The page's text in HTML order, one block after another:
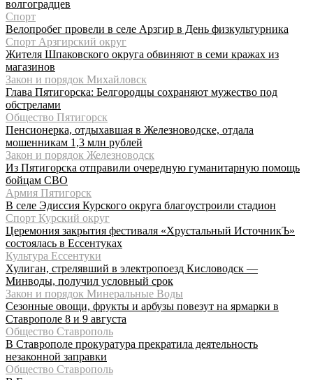
волгоградцев
Спорт
Велопробег провели в селе Арзгир в День физкультурника
Спорт Арзгирский округ
Жителя Шпаковского округа обвиняют в семи кражах из
магазинов
Закон и порядок Михайловск
Глава Пятигорска: Белгородцы сохраняют мужество под
обстрелами
Общество Пятигорск
Пенсионерка, отдыхавшая в Железноводске, отдала
мошенникам 1,3 млн рублей
Закон и порядок Железноводск
Из Пятигорска отправили очередную гуманитарную помощь
бойцам СВО
Армия Пятигорск
В селе Эдиссия Курского округа благоустроили стадион
Спорт Курский округ
Церемония закрытия фестиваля «Хрустальный ИсточникЪ»
состоялась в Ессентуках
Культура Ессентуки
Хулиган, стрелявший в электропоезд Кисловодск —
Минводы, получил условный срок
Закон и порядок Минеральные Воды
Сезонные овощи, фрукты и арбузы повезут на ярмарки в
Ставрополе 8 и 9 августа
Общество Ставрополь
В Ставрополе прокуратура прекратила деятельность
незаконной заправки
Общество Ставрополь